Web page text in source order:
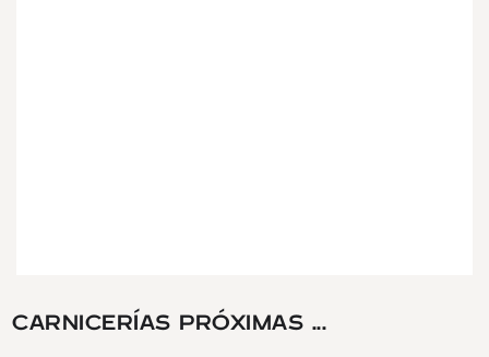
CARNICERÍAS PRÓXIMAS ...